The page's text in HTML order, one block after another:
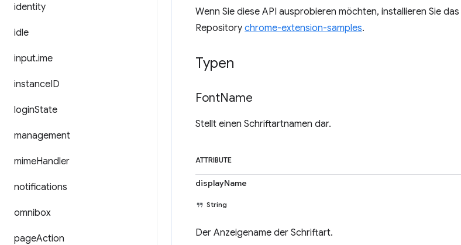
identity
idle
input.ime
instanceID
loginState
management
mimeHandler
notifications
omnibox
pageAction
Wenn Sie diese API ausprobieren möchten, installieren Sie das
Repository chrome-extension-samples.
Typen
FontName
Stellt einen Schriftartnamen dar.
ATTRIBUTE
displayName
String
Der Anzeigename der Schriftart.